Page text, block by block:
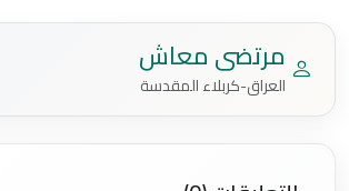
مرتضى معاش
العراق-كربلاء المقدسة